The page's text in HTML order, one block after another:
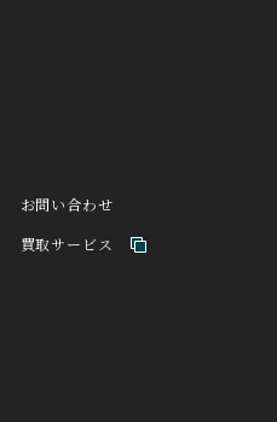
INCIPIO
お問い合わせ
買取サービス